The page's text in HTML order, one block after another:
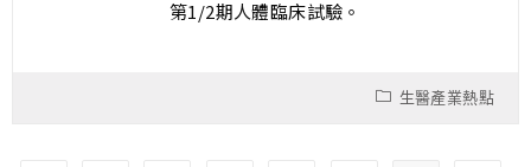
第1/2期人體臨床試驗。
生醫產業熱點